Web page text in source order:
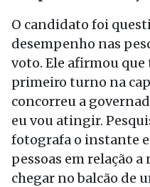
O candidato foi
desempenho nas
voto. Ele afirmou que
primeiro turno na
concorreu a
eu vou atingir.
fotografa o instante
pessoas em relação
chegar no balcão de